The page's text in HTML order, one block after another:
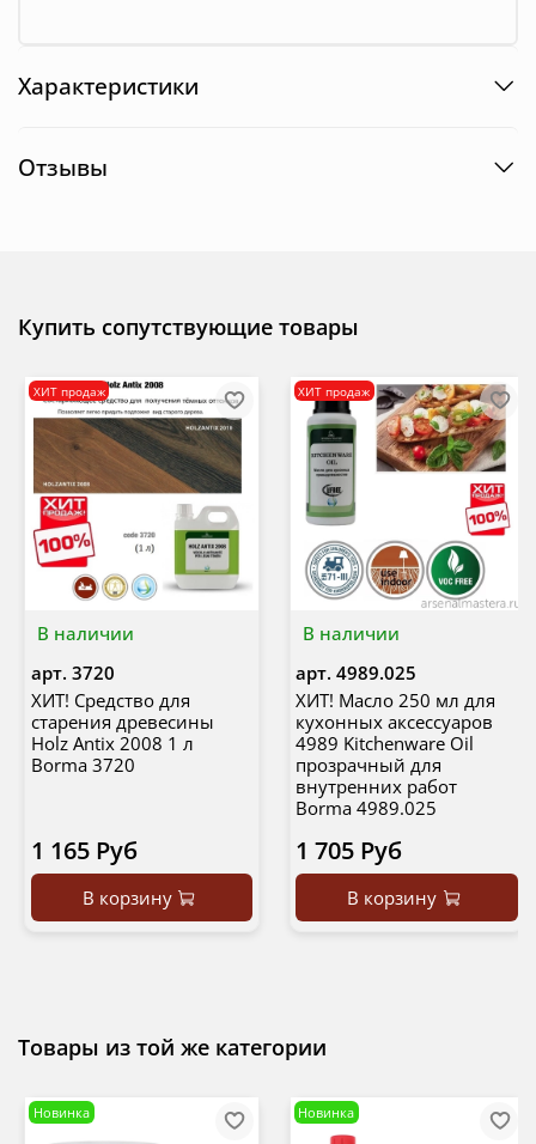
Характеристики
Отзывы
Купить сопутствующие товары
В наличии
ХИТ продаж
арт. 3720
ХИТ! Средство для
старения древесины
Holz Antix 2008 1 л
Borma 3720
1 165 Руб
В корзину
В наличии
ХИТ продаж
арт. 4989.025
ХИТ! Масло 250 мл для
кухонных аксессуаров
4989 Kitchenware Oil
прозрачный для
внутренних работ
Borma 4989.025
1 705 Руб
В корзину
Товары из той же категории
Новинка Новинка